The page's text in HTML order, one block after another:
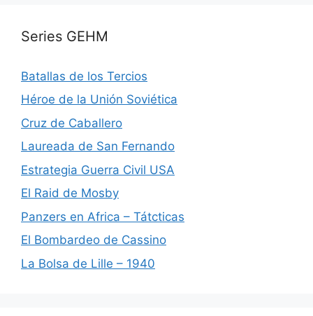
Series GEHM
Batallas de los Tercios
Héroe de la Unión Soviética
Cruz de Caballero
Laureada de San Fernando
Estrategia Guerra Civil USA
El Raid de Mosby
Panzers en Africa – Tátcticas
El Bombardeo de Cassino
La Bolsa de Lille – 1940